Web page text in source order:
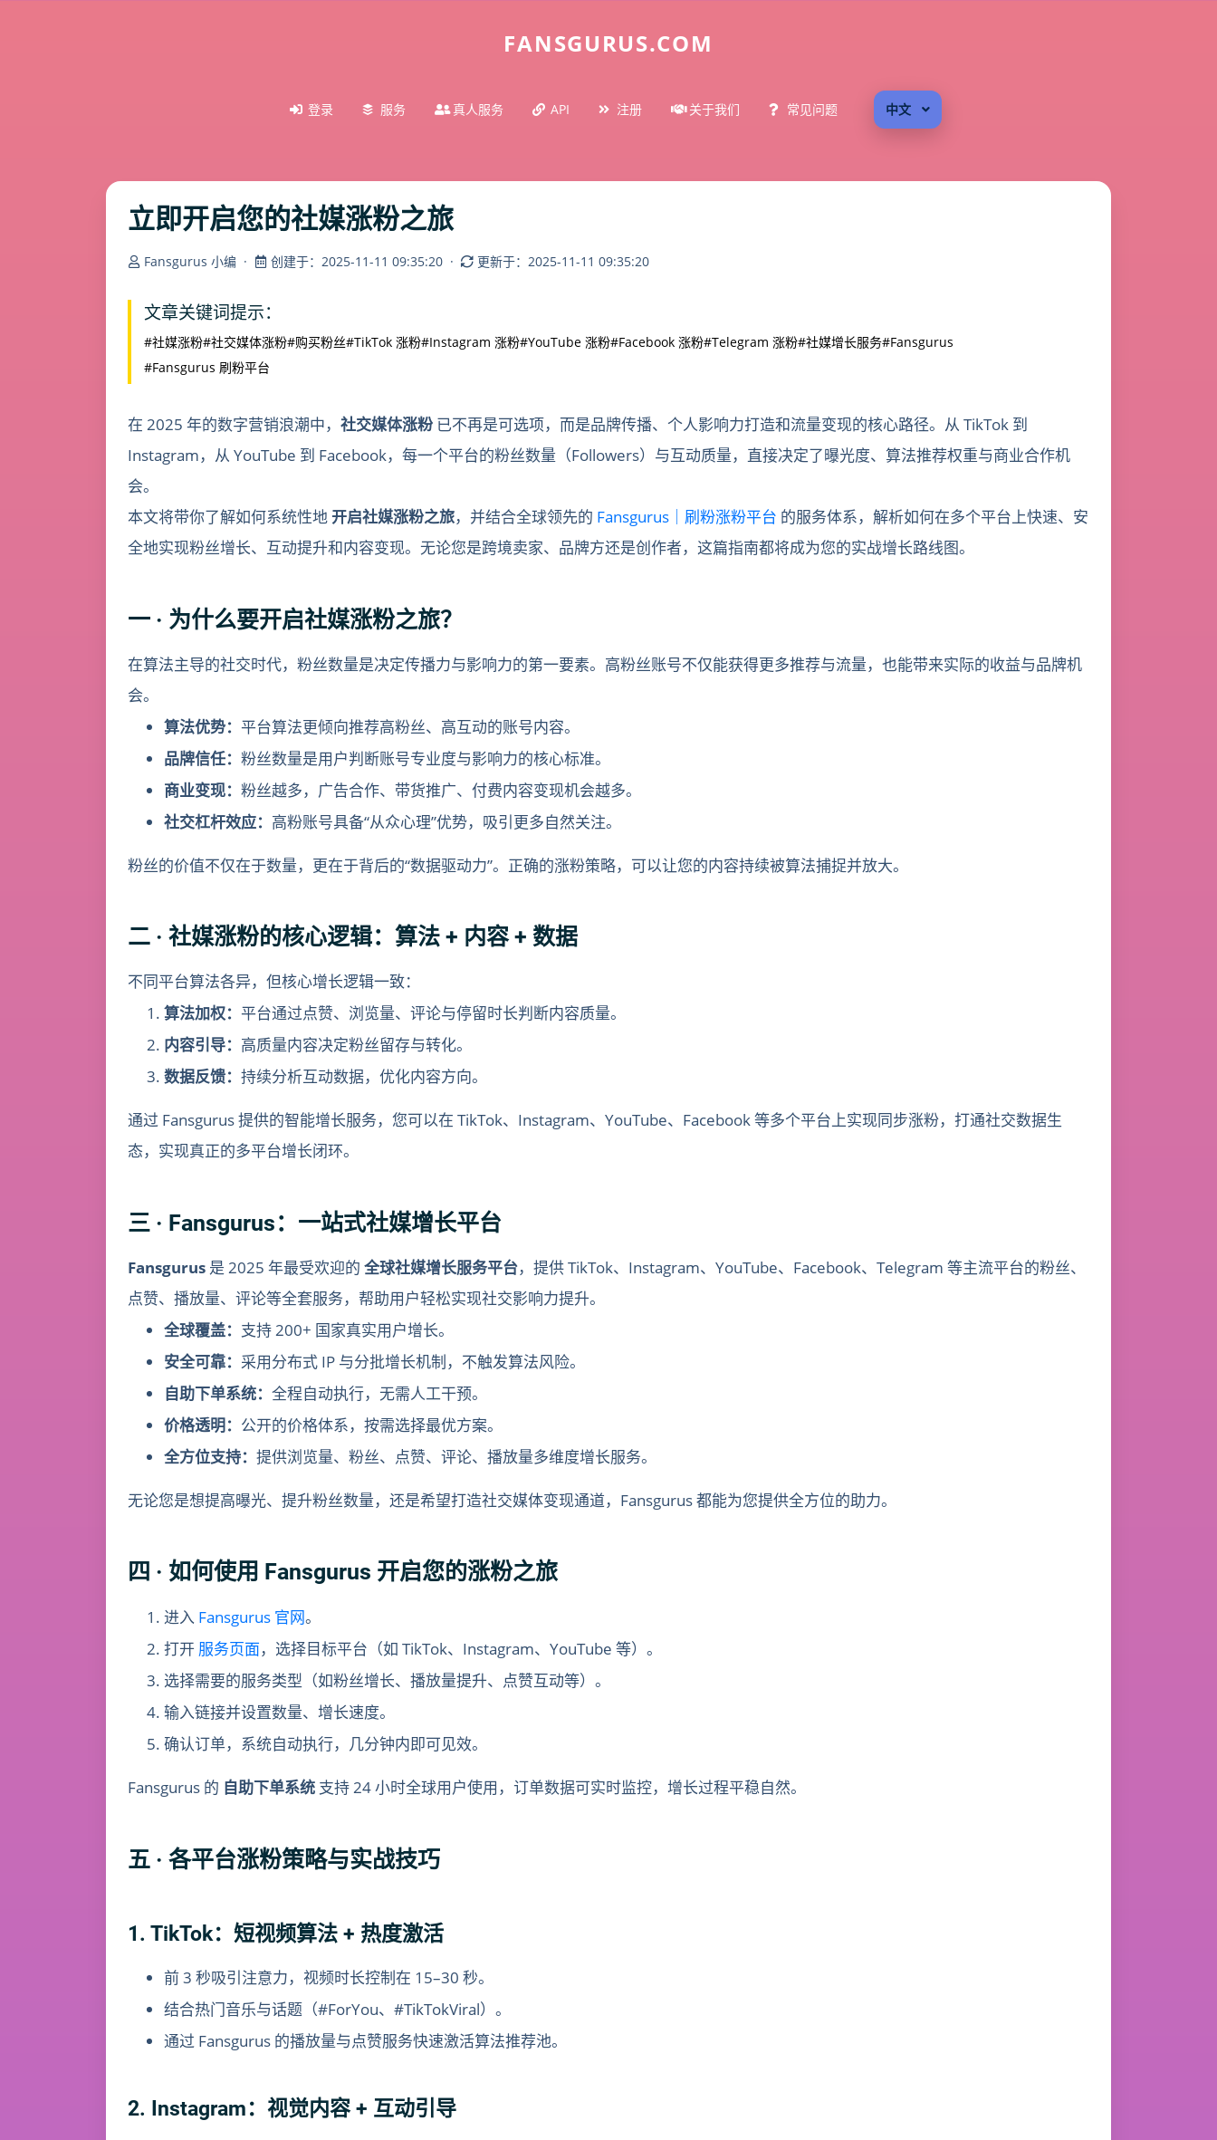
FANSGURUS.COM
登录 服务 真人服务 API 注册 关于我们 常见问题 中文
立即开启您的社媒涨粉之旅
Fansgurus 小编 · 创建于：2025-11-11 09:35:20 · 更新于：2025-11-11 09:35:20
文章关键词提示：
#社媒涨粉#社交媒体涨粉#购买粉丝#TikTok 涨粉#Instagram 涨粉#YouTube 涨粉#Facebook 涨粉#Telegram 涨粉#社媒增长服务#Fansgurus
#Fansgurus 刷粉平台
在 2025 年的数字营销浪潮中， 社交媒体涨粉 已不再是可选项，而是品牌传播、个人影响力打造和流量变现的核心路径。从 TikTok 到
Instagram，从 YouTube 到 Facebook，每一个平台的粉丝数量（Followers）与互动质量，直接决定了曝光度、算法推荐权重与商业合作机
会。
本文将带你了解如何系统性地开启社媒涨粉之旅，并结合全球领先的 Fansgurus｜刷粉涨粉平台 的服务体系，解析如何在多个平台上快速、安
全地实现粉丝增长、互动提升和内容变现。无论您是跨境卖家、品牌方还是创作者，这篇指南都将成为您的实战增长路线图。
一 · 为什么要开启社媒涨粉之旅？
在算法主导的社交时代，粉丝数量是决定传播力与影响力的第一要素。高粉丝账号不仅能获得更多推荐与流量，也能带来实际的收益与品牌机
会。
算法优势： 平台算法更倾向推荐高粉丝、高互动的账号内容。
品牌信任： 粉丝数量是用户判断账号专业度与影响力的核心标准。
商业变现： 粉丝越多，广告合作、带货推广、付费内容变现机会越多。
社交杠杆效应： 高粉账号具备“从众心理”优势，吸引更多自然关注。
粉丝的价值不仅在于数量，更在于背后的“数据驱动力”。正确的涨粉策略，可以让您的内容持续被算法捕捉并放大。
二 · 社媒涨粉的核心逻辑：算法 + 内容 + 数据
不同平台算法各异，但核心增长逻辑一致：
算法加权： 平台通过点赞、浏览量、评论与停留时长判断内容质量。
内容引导： 高质量内容决定粉丝留存与转化。
数据反馈： 持续分析互动数据，优化内容方向。
通过 Fansgurus 提供的智能增长服务，您可以在 TikTok、Instagram、YouTube、Facebook 等多个平台上实现同步涨粉，打通社交数据生
态，实现真正的多平台增长闭环。
三 · Fansgurus：一站式社媒增长平台
Fansgurus 是 2025 年最受欢迎的 全球社媒增长服务平台，提供 TikTok、Instagram、YouTube、Facebook、Telegram 等主流平台的粉丝、
点赞、播放量、评论等全套服务，帮助用户轻松实现社交影响力提升。
全球覆盖： 支持 200+ 国家真实用户增长。
安全可靠： 采用分布式 IP 与分批增长机制，不触发算法风险。
自助下单系统： 全程自动执行，无需人工干预。
价格透明： 公开的价格体系，按需选择最优方案。
全方位支持： 提供浏览量、粉丝、点赞、评论、播放量多维度增长服务。
无论您是想提高曝光、提升粉丝数量，还是希望打造社交媒体变现通道，Fansgurus 都能为您提供全方位的助力。
四 · 如何使用 Fansgurus 开启您的涨粉之旅
进入 Fansgurus 官网。
打开 服务页面，选择目标平台（如 TikTok、Instagram、YouTube 等）。
选择需要的服务类型（如粉丝增长、播放量提升、点赞互动等）。
输入链接并设置数量、增长速度。
确认订单，系统自动执行，几分钟内即可见效。
Fansgurus 的 自助下单系统 支持 24 小时全球用户使用，订单数据可实时监控，增长过程平稳自然。
五 · 各平台涨粉策略与实战技巧
1. TikTok：短视频算法 + 热度激活
前 3 秒吸引注意力，视频时长控制在 15–30 秒。
结合热门音乐与话题（#ForYou、#TikTokViral）。
通过 Fansgurus 的播放量与点赞服务快速激活算法推荐池。
2. Instagram：视觉内容 + 互动引导